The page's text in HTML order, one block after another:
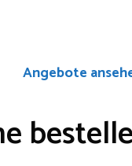
Angebote